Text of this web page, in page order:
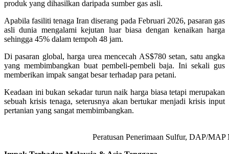
produk yang dihasilkan daripada sumber gas asli.
Apabila fasiliti tenaga Iran diserang pada Februari 2026, pasaran gas
asli dunia mengalami kejutan luar biasa dengan kenaikan harga
sehingga 45% dalam tempoh 48 jam.
Di pasaran global, harga urea mencecah AS$780 setan, satu angka
yang membimbangkan buat pembeli-pembeli baja. Ini sekali gus
memberikan impak sangat besar terhadap para petani.
Keadaan ini bukan sekadar turun naik harga biasa tetapi merupakan
sebuah krisis tenaga, seterusnya akan bertukar menjadi krisis input
pertanian yang sangat membimbangkan.
Peratusan Penerimaan Sulfur, DAP/MAP